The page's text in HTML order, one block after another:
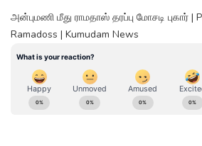
அன்புமணி மீது ராமதாஸ் தரப்பு மோசடி புகார் |
Ramadoss | Kumudam News